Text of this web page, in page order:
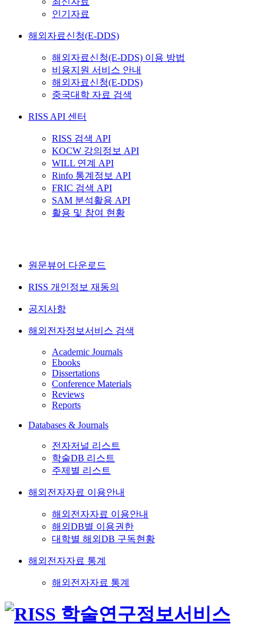
인기자료
해외자료신청(E-DDS)
해외자료신청(E-DDS) 이용 방법
비용지원 서비스 안내
해외자료신청(E-DDS)
중국대학 자료 검색
RISS API 센터
RISS 검색 API
KOCW 강의정보 API
WILL 연계 API
Rinfo 통계정보 API
FRIC 검색 API
SAM 분석활용 API
활용 및 참여 현황
원문뷰어 다운로드
RISS 개인정보 재동의
공지사항
해외전자정보서비스 검색
Academic Journals
Ebooks
Dissertations
Conference Materials
Reviews
Reports
Databases & Journals
전자저널 리스트
학술DB 리스트
주제별 리스트
해외전자자료 이용안내
해외전자자료 이용안내
해외DB별 이용권한
대학별 해외DB 구독현황
해외전자자료 통계
해외전자자료 통계